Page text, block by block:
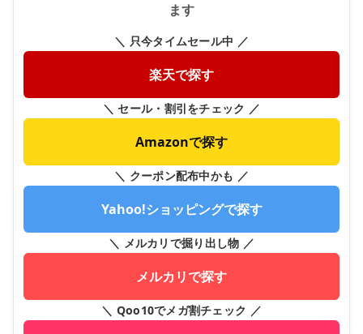
ます
＼ 只今タイムセール中 ／
楽天で探す
＼ セール・割引をチェック ／
Amazonで探す
＼ クーポン配布中かも ／
Yahoo!ショッピングで探す
＼ メルカリで掘り出し物 ／
メルカリで探す
＼ Qoo10でメガ割チェック ／